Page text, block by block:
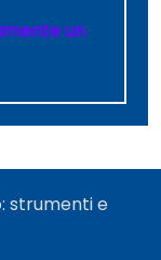
un
strumenti e